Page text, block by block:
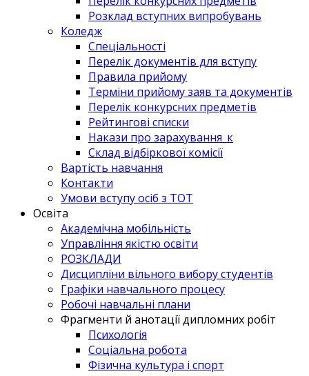
Розклад вступних випробувань
Коледж
Спеціальності
Перелік документів для вступу
Правила прийому
Терміни прийому заяв та документів
Перелік конкурсних предметів
Рейтингові списки
Накази про зарахування_к
Склад відбіркової комісії
Вартість навчання
Контакти
Умови вступу осіб з ТОТ
Освіта
Академічна мобільність
Управління якістю освіти
РОЗКЛАДИ
Дисципліни вільного вибору студентів
Графіки навчального процесу
Робочі навчальні плани
Фрагменти й анотації дипломних робіт
Психологія
Соціальна робота
Фізична культура і спорт